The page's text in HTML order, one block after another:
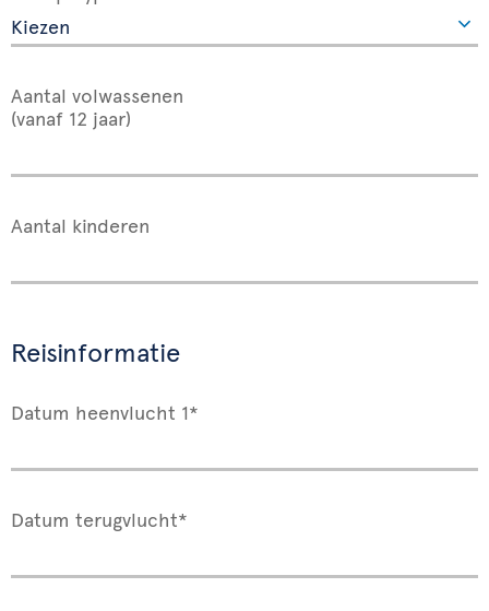
Aantal volwassenen
(vanaf 12 jaar)
Aantal kinderen
Reisinformatie
Datum heenvlucht 1*
Datum terugvlucht*